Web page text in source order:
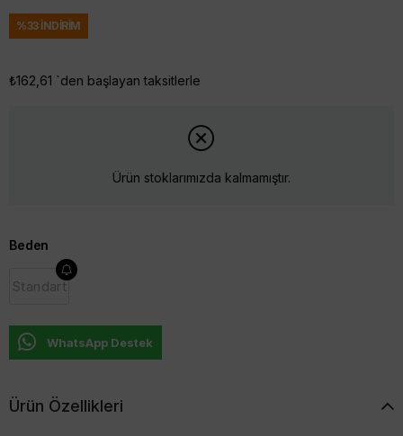
%33İNDIRIM
₺162,61 `den başlayan taksitlerle
Ürün stoklarımızda kalmamıştır.
Beden
Standart
WhatsApp Destek
Ürün Özellikleri